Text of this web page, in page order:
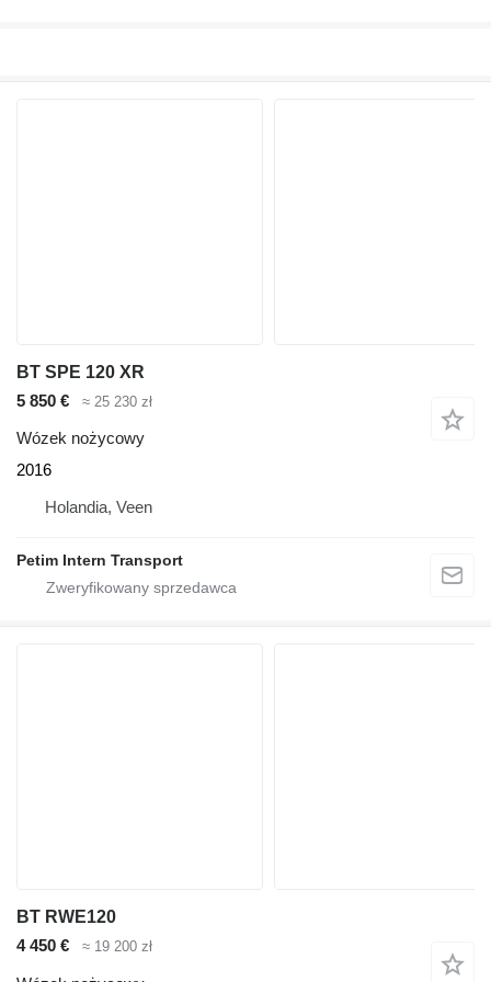
BT SPE 120 XR
5 850 €
≈ 25 230 zł
Wózek nożycowy
2016
Holandia, Veen
Petim Intern Transport
BT RWE120
4 450 €
≈ 19 200 zł